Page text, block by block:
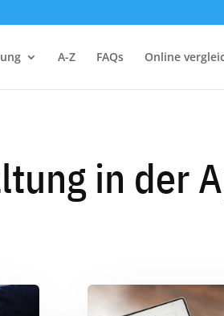
A-Z FAQs Online
in der